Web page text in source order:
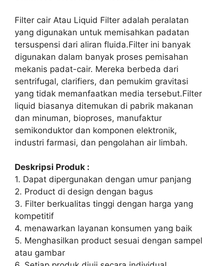
Filter cair Atau Liquid Filter adalah peralatan
yang digunakan untuk memisahkan padatan
tersuspensi dari aliran fluida.Filter ini banyak
digunakan dalam banyak proses pemisahan
mekanis padat-cair. Mereka berbeda dari
sentrifugal, clarifiers, dan pemukim gravitasi
yang tidak memanfaatkan media tersebut.Filter
liquid biasanya ditemukan di pabrik makanan
dan minuman, bioproses, manufaktur
semikonduktor dan komponen elektronik,
industri farmasi, dan pengolahan air limbah.
Deskripsi Produk :
1. Dapat dipergunakan dengan umur panjang
2. Product di design dengan bagus
3. Filter berkualitas tinggi dengan harga yang
kompetitif
4. menawarkan layanan konsumen yang baik
5. Menghasilkan product sesuai dengan sampel
atau gambar